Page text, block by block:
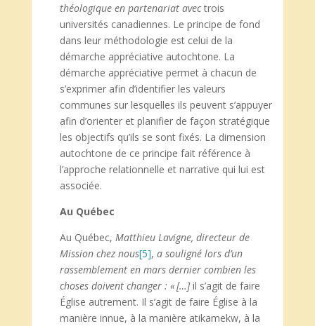
théologique en partenariat avectrois
universités canadiennes. Le principe de fond
dans leur méthodologie est celui de la
démarche appréciative autochtone. La
démarche appréciative permet à chacun de
s’exprimer afin d’identifier les valeurs
communes sur lesquelles ils peuvent s’appuyer
afin d’orienter et planifier de façon stratégique
les objectifs qu’ils se sont fixés. La dimension
autochtone de ce principe fait référence à
l’approche relationnelle et narrative qui lui est
associée.
Au Québec
Au Québec, Matthieu Lavigne, directeur de
Mission chez nous[5], a souligné lors d’un
rassemblement en mars dernier combien les
choses doivent changer : « […]il s’agit de faire
Église autrement. Il s’agit de faire Église à la
manière innue, à la manière atikamekw, à la